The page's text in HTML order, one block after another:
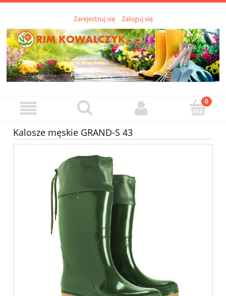
Zarejestruj się Zaloguj się
Kalosze męskie GRAND-S 43